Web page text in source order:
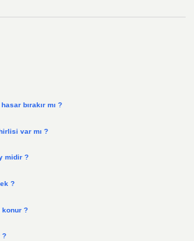
bırakır mı ?
var mı ?
midir ?
?
konur ?
?